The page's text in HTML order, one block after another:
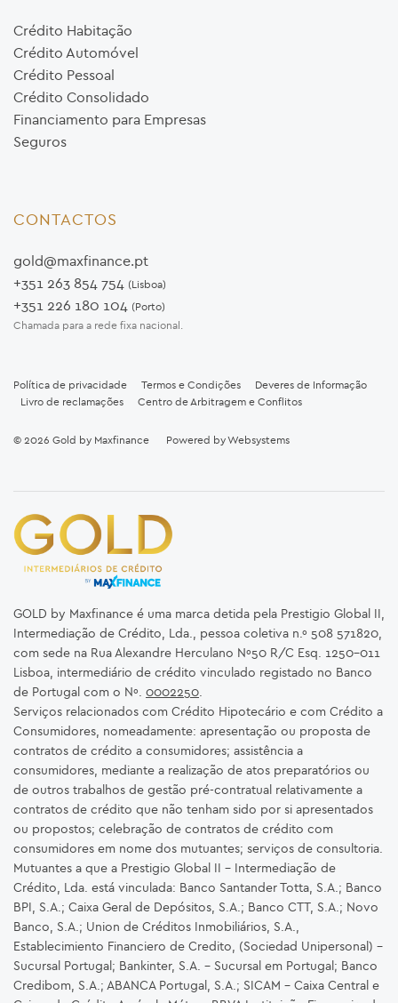
Crédito Habitação
Crédito Automóvel
Crédito Pessoal
Crédito Consolidado
Financiamento para Empresas
Seguros
CONTACTOS
gold@maxfinance.pt
+351 263 854 754 (Lisboa)
+351 226 180 104 (Porto)
Chamada para a rede fixa nacional.
Política de privacidade Termos e Condições
Deveres de Informação
Livro de reclamações
Centro de Arbitragem e Conflitos
© 2026 Gold by Maxfinance Powered byWebsystems
GOLD by Maxfinance é uma marca detida pela Prestigio Global II,
Intermediação de Crédito, Lda., pessoa coletiva n.º 508 571820,
com sede na Rua Alexandre Herculano Nº50 R/C Esq. 1250-011
Lisboa, intermediário de crédito vinculado registado no Banco
de Portugal com o Nº. 0002250.
Serviços relacionados com Crédito Hipotecário e com Crédito a
Consumidores, nomeadamente: apresentação ou proposta de
contratos de crédito a consumidores; assistência a
consumidores, mediante a realização de atos preparatórios ou
de outros trabalhos de gestão pré-contratual relativamente a
contratos de crédito que não tenham sido por si apresentados
ou propostos; celebração de contratos de crédito com
consumidores em nome dos mutuantes; serviços de consultoria.
Mutuantes a que a Prestigio Global II – Intermediação de
Crédito, Lda. está vinculada: Banco Santander Totta, S.A.; Banco
BPI, S.A.; Caixa Geral de Depósitos, S.A.; Banco CTT, S.A.; Novo
Banco, S.A.; Union de Créditos Inmobiliários, S.A.,
Establecimiento Financiero de Credito, (Sociedad Unipersonal) -
Sucursal Portugal; Bankinter, S.A. – Sucursal em Portugal; Banco
Credibom, S.A.; ABANCA Portugal, S.A.; SICAM - Caixa Central e